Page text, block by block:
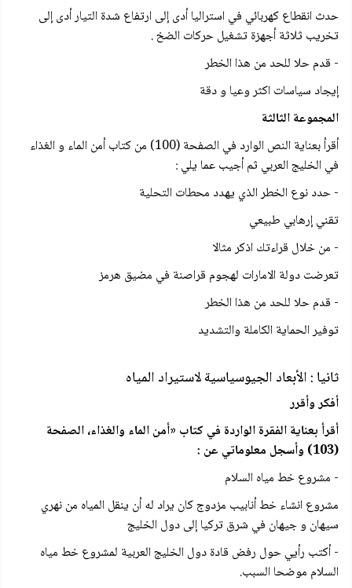
حدث انقطاع كهربائي في استراليا أدى إلى ارتفاع شدة التيار أدى إلى
تخريب ثلاثة أجهزة تشغيل حركات الضخ .
- قدم حلا للحد من هذا الخطر
إيجاد سياسات اكثر وعيا و دقة
المجموعة الثالثة
أقرأ بعناية النص الوارد في الصفحة (100) من كتاب أمن الماء و الغذاء
في الخليج العربي ثم أجيب عما يلي :
- حدد نوع الخطر الذي يهدد محطات التحلية
تقني إرهابي طبيعي
- من خلال قراءتك اذكر مثالا
تعرضت دولة الامارات لهجوم قراصنة في مضيق هرمز
- قدم حلا للحد من هذا الخطر
توفير الحماية الكاملة والتشديد
ثانيا : الأبعاد الجيوسياسية لاستيراد المياه
أفكر وأقرر
أقرأ بعناية الفقرة الواردة في كتاب «أمن الماء والغذاء، الصفحة
(103) وأسجل معلوماتي عن :
- مشروع خط مياه السلام
مشروع انشاء خط أنابيب مزدوج كان يراد له أن ينقل المياه من نهري
سیهان و جیهان في شرق تركيا إلى دول الخليج
- أكتب رأيي حول رفض قادة دول الخليج العربية لمشروع خط مياه
السلام موضحا السبب.